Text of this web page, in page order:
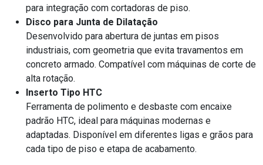
para integração com cortadoras de piso.
Disco para Junta de Dilatação
Desenvolvido para abertura de juntas em pisos
industriais, com geometria que evita travamentos em
concreto armado. Compatível com máquinas de corte de
alta rotação.
Inserto Tipo HTC
Ferramenta de polimento e desbaste com encaixe
padrão HTC, ideal para máquinas modernas e
adaptadas. Disponível em diferentes ligas e grãos para
cada tipo de piso e etapa de acabamento.